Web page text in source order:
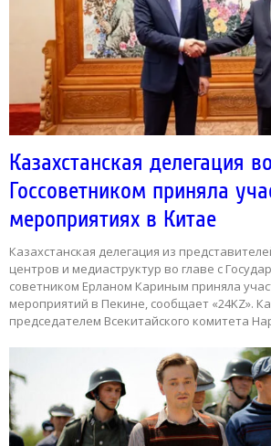
Казахстанская делегация
Госсоветником приняла
мероприятиях в Китае
Казахстанская делегация из
центров и медиаструктур во главе с
советником Ерланом Кариным приняла
мероприятий в Пекине, сообщает «24KZ».
председателем Всекитайского комитета